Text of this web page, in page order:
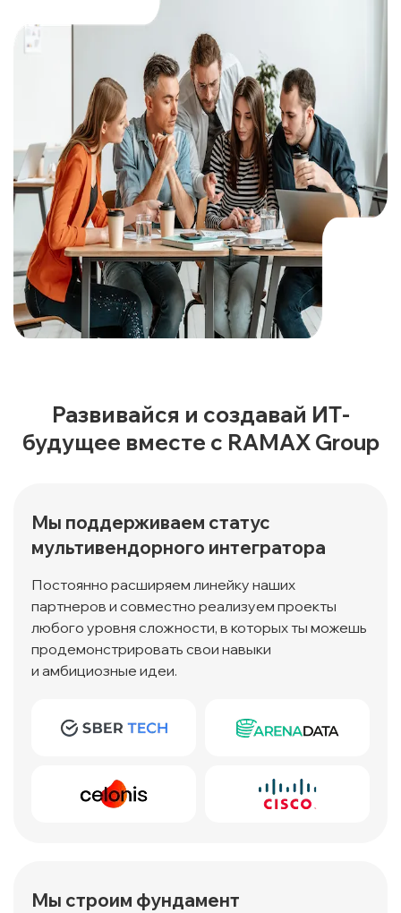
Развивайся и создавай ИТ-
будущее вместе с RAMAX Group
Мы поддерживаем статус
мультивендорного интегратора
Постоянно расширяем линейку наших
партнеров и совместно реализуем проекты
любого уровня сложности, в которых ты можешь
продемонстрировать свои навыки
и амбициозные идеи.
Мы строим фундамент